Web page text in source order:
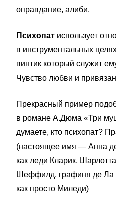
оправдание, алиби.
Психопат использует
в инструментальных
винтик который служит
Чувство любви и
Прекрасный пример
в романе А.Дюма «Три
думаете, кто психопат?
(настоящее имя — Анна
как леди Кларик,
Шеффилд, графиня де Ла
как просто Миледи)